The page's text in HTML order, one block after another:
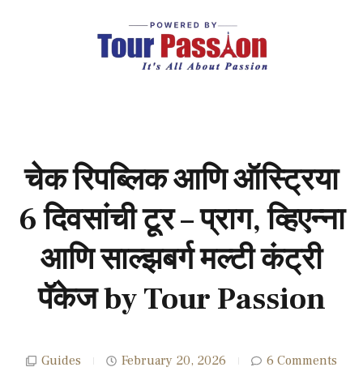
चेक रिपब्लिक आणि ऑस्ट्रिया
6 दिवसांची टूर – प्राग, व्हिएन्ना
आणि साल्झबर्ग मल्टी कंट्री
पॅकेज by Tour Passion
Guides February 20, 2026 6 Comments